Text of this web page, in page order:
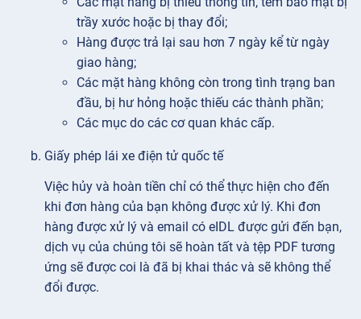
trầy xước hoặc bị thay đổi;
Hàng được trả lại sau hơn 7 ngày kể từ ngày
giao hàng;
Các mặt hàng không còn trong tình trạng ban
đầu, bị hư hỏng hoặc thiếu các thành phần;
Các mục do các cơ quan khác cấp.
Giấy phép lái xe điện tử quốc tế
Việc hủy và hoàn tiền chỉ có thể thực hiện cho đến
khi đơn hàng của bạn không được xử lý. Khi đơn
hàng được xử lý và email có eIDL được gửi đến bạn,
dịch vụ của chúng tôi sẽ hoàn tất và tệp PDF tương
ứng sẽ được coi là đã bị khai thác và sẽ không thể
đổi được.